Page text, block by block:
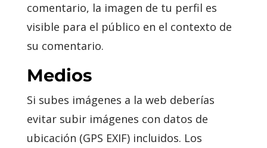
comentario, la imagen de tu perfil es
visible para el público en el contexto de
su comentario.
Medios
Si subes imágenes a la web deberías
evitar subir imágenes con datos de
ubicación (GPS EXIF) incluidos. Los